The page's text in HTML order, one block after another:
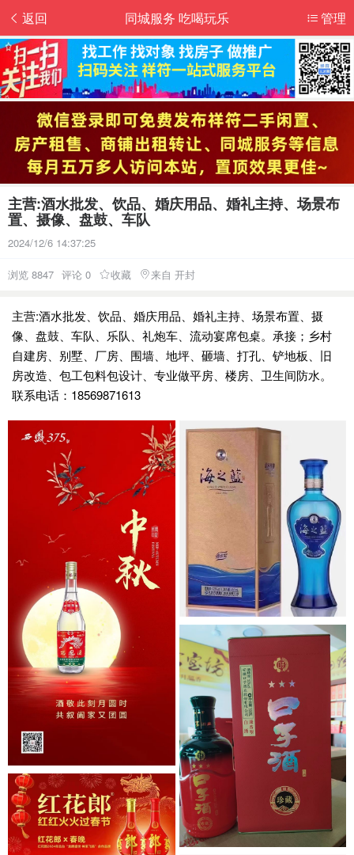
返回 管理
同城服务 吃喝玩乐
主营:酒水批发、饮品、婚庆用品、婚礼主持、场景布
置、摄像、盘鼓、车队
2024/12/6 14:37:25
浏览 8847 评论 0 收藏 来自 开封
主营:酒水批发、饮品、婚庆用品、婚礼主持、场景布置、摄
像、盘鼓、车队、乐队、礼炮车、流动宴席包桌。承接；乡村
自建房、别墅、厂房、围墙、地坪、砸墙、打孔、铲地板、旧
房改造、包工包料包设计、专业做平房、楼房、卫生间防水。
联系电话：18569871613